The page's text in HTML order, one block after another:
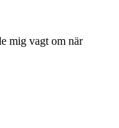
mig vagt om när